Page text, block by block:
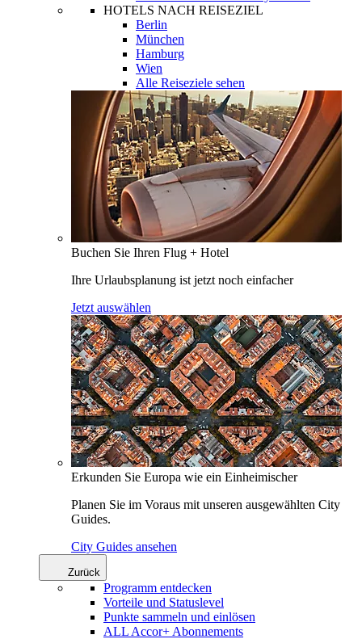
HOTELS NACH REISEZIEL
Berlin
München
Hamburg
Wien
Alle Reiseziele sehen
Buchen Sie Ihren Flug + Hotel
Ihre Urlaubsplanung ist jetzt noch einfacher
Jetzt auswählen
Erkunden Sie Europa wie ein Einheimischer
Planen Sie im Voraus mit unseren ausgewählten City
Guides.
City Guides ansehen
Zurück
Programm entdecken
Vorteile und Statuslevel
Punkte sammeln und einlösen
ALL Accor+ Abonnements